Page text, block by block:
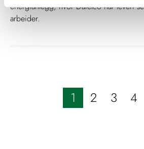
energianlegg, hvor Datelco har levert
arbeider.
1 2 3 4